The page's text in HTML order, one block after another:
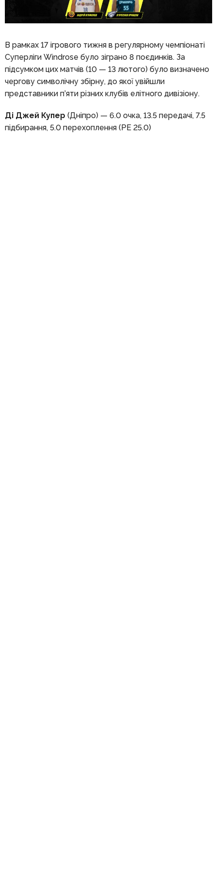
В рамках 17 ігрового тижня в регулярному чемпіонаті
Суперліги Windrose було зіграно 8 поєдинків. За
підсумком цих матчів (10 — 13 лютого) було визначено
чергову символічну збірну, до якої увійшли
представники п’яти різних клубів елітного дивізіону.
Ді Джей Купер (Дніпро) — 6.0 очка, 13.5 передачі, 7.5
підбирання, 5.0 перехоплення (РЕ 25.0)